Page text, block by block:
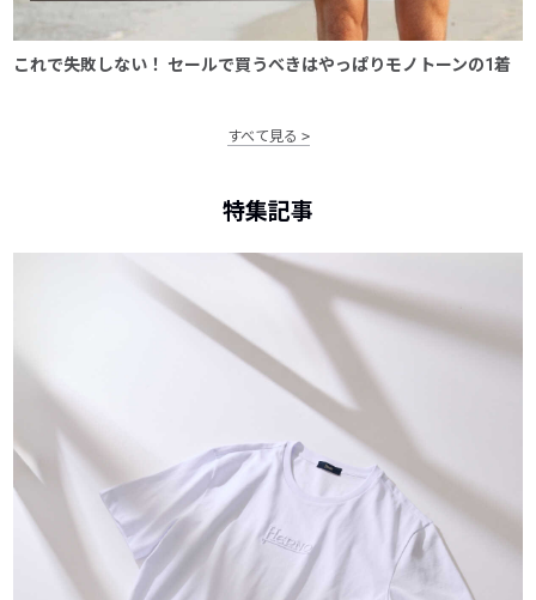
これで失敗しない！ セールで買うべきはやっぱりモノトーンの1着
すべて見る
特集記事